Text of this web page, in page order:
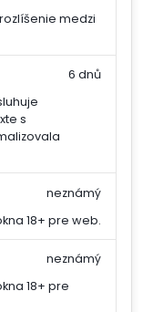
medzi
s
6 dnů
18+ pre web.
neznámý
18+ pre
neznámý